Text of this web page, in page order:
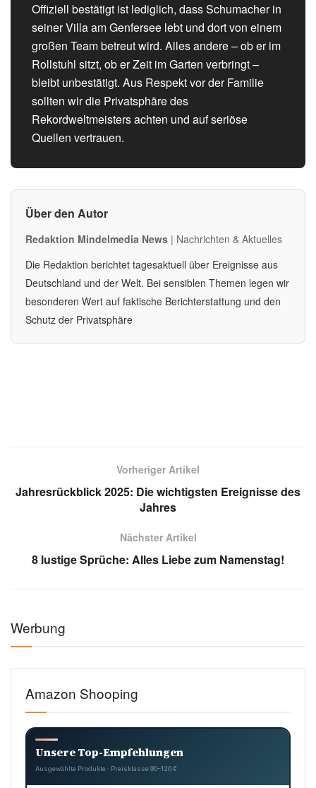
Offiziell bestätigt ist lediglich, dass Schumacher in
seiner Villa am Genfersee lebt und dort von einem
großen Team betreut wird. Alles andere – ob er im
Rollstuhl sitzt, ob er Zeit im Garten verbringt –
bleibt unbestätigt. Aus Respekt vor der Familie
sollten wir die Privatsphäre des
Rekordweltmeisters achten und auf seriöse
Quellen vertrauen.
Über den Autor
Redaktion Mindelmedia News | Nachrichten & Aktuelles
Die Redaktion berichtet tagesaktuell über Ereignisse aus
Deutschland und der Welt. Bei sensiblen Themen legen wir
besonderen Wert auf faktische Berichterstattung und den
Schutz der Privatsphäre
Vorheriger Artikel
Jahresrückblick 2025: Die wichtigsten Ereignisse des
Jahres
Nächster Artikel
8 lustige Sprüche: Alles Liebe zum Namenstag!
Werbung
Amazon Shooping
Unsere Top-Empfehlungen
Ausgewählte Produkte · Preisklasse 90–120 €